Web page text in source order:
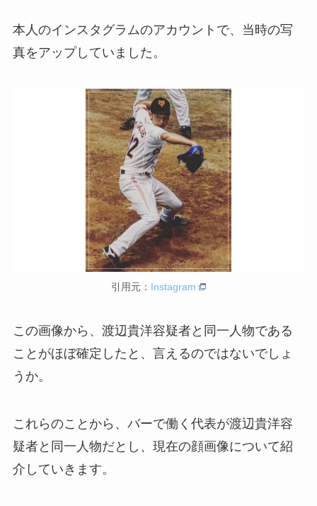
本人のインスタグラムのアカウントで、当時の写
真をアップしていました。
引用元： Instagram
この画像から、渡辺貴洋容疑者と同一人物である
ことがほぼ確定したと、言えるのではないでしょ
うか。
これらのことから、バーで働く代表が渡辺貴洋容
疑者と同一人物だとし、現在の顔画像について紹
介していきます。